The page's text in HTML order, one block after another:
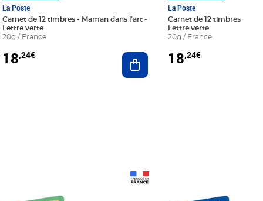
au panier
La Poste
Carnet de 12 timbres - Maman dans l'art -
Lettre verte
20g / France
18,24€ Ajouter au panier
La Poste
Carnet de 12 timbres - Le
Lettre verte
20g / France
18,24€